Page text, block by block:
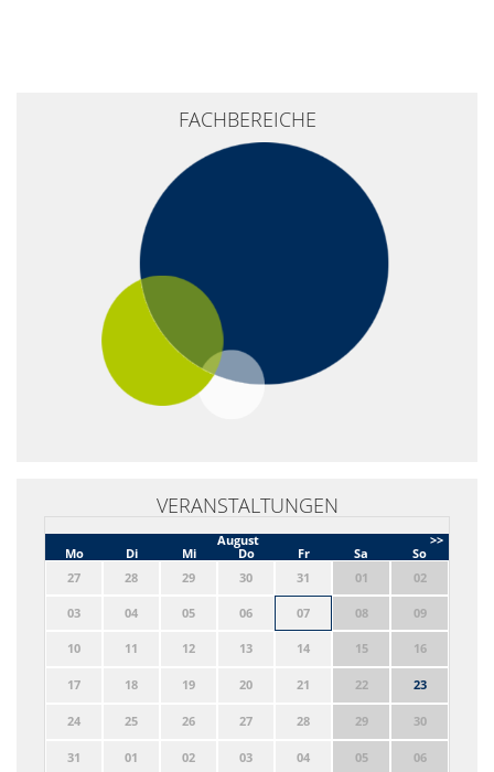
FACHBEREICHE
VERANSTALTUNGEN
>>
August
Mo
Di Mi Do Fr Sa
So
27
28 29 30 31 01 02
03 04 05 06 07 08 09
10 11 12 13 14 15 16
17 18 19 20 21 22 23
24 25 26 27 28 29 30
31 01 02 03 04 05 06